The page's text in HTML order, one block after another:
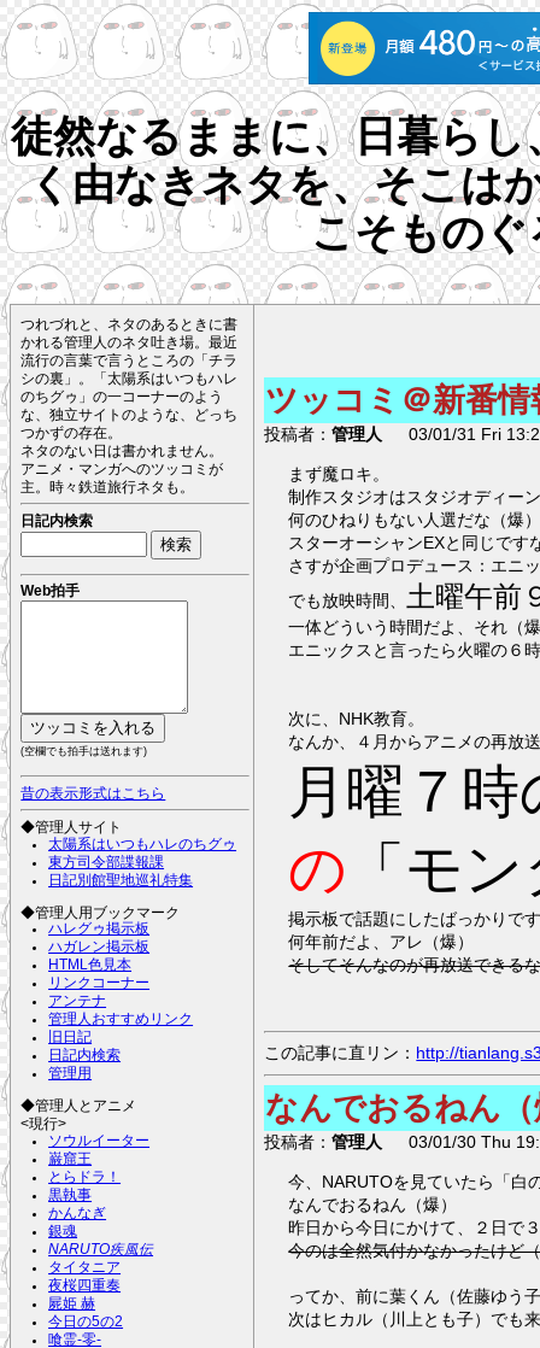
徒然なるままに、日暮ら
く由なきネタを、そこは
こそもの
つれづれと、ネタのあるときに書
かれる管理人のネタ吐き場。最近
流行の言葉で言うところの「チラ
シの裏」。「太陽系はいつもハレ
のちグゥ」の一コーナーのよう
な、独立サイトのような、どっち
つかずの存在。
ネタのない日は書かれません。
アニメ・マンガへのツッコミが
主。時々鉄道旅行ネタも。
日記内検索
Web拍手
(空欄でも拍手は送れます)
昔の表示形式はこちら
◆管理人サイト
太陽系はいつもハレのちグゥ
東方司令部諜報課
日記別館聖地巡礼特集
◆管理人用ブックマーク
ハレグゥ掲示板
ハガレン掲示板
HTML色見本
リンクコーナー
アンテナ
管理人おすすめリンク
旧日記
日記内検索
管理用
◆管理人とアニメ
<現行>
ソウルイーター
巌窟王
とらドラ！
黒執事
かんなぎ
銀魂
NARUTO疾風伝
タイタニア
夜桜四重奏
屍姫 赫
今日の5の2
喰霊-零-
ツッコミ＠新番情
投稿者：管理人 03/01/31 Fri
まず魔ロキ。
制作スタジオはスタジオディー
何のひねりもない人選だな（爆
スターオーシャンEXと同じです
さすが企画プロデュース：エニ
でも放映時間、
土曜午前
一体どういう時間だよ、それ（
エニックスと言ったら火曜の６
次に、NHK教育。
なんか、４月からアニメの再放
月曜７
の 「モ
掲示板で話題にしたばっかりで
何年前だよ、アレ（爆）
そしてそんなのが再放送できる
この記事に直リン： http://
なんでおるねん
投稿者：管理人 03/01/30 Thu
今、NARUTOを見ていたら「
なんでおるねん（爆）
昨日から今日にかけて、２日で
今のは全然気付かなかったけど
ってか、前に葉くん（佐藤ゆう
次はヒカル（川上とも子）でも